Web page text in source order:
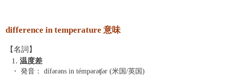
difference in temperature 意味
【名詞】
1. 温度差
・ 発音：
dífərəns in témpərəʧər (米国/英国)